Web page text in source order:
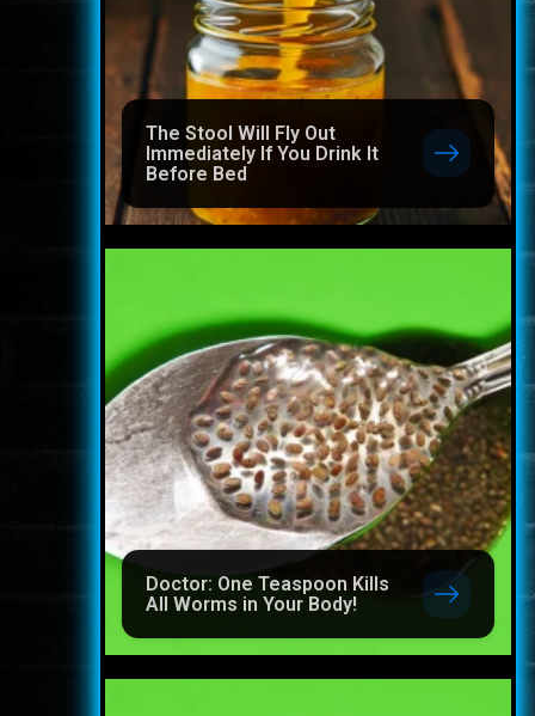
The Stool Will Fly Out
Immediately If You Drink It
Before Bed
Doctor: One Teaspoon Kills
All Worms in Your Body!